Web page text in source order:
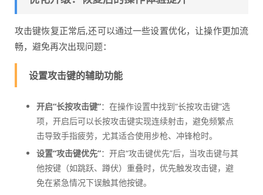
攻击键恢复正常后,还可以通过一些设置优化，让操作更加流
畅，避免再次出现问题：
设置攻击键的辅助功能
开启“长按攻击键”：在操作设置中找到“长按攻击键”选
项，开启后可以长按攻击键实现连续射击，避免频繁点
击导致手指疲劳，尤其适合使用步枪、冲锋枪时。
设置“攻击键优先”：开启“攻击键优先”后，当攻击键与其
他按键（如跳跃、蹲伏）重叠时，优先触发攻击键，避
免在紧急情况下误触其他按键。